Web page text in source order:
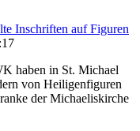
Inschriften auf Figuren
haben in St. Michael
von Heiligenfiguren
der Michaeliskirche